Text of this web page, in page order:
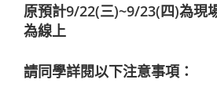
原預計9/22(三)~9/23(四)為現
為線上
請同學詳閱以下注意事項：